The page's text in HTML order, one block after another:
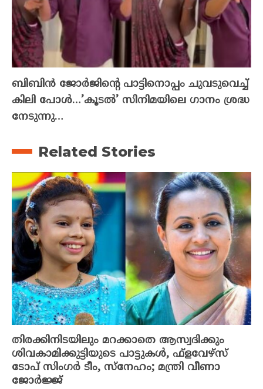
ബിബിൻ ജോർജിന്റെ പാട്ടിനൊപ്പം ചുവടുവെച്ച്
കിലി പോൾ…’കൂടൽ’ സിനിമയിലെ ഗാനം ശ്രദ്ധ
നേടുന്നു…
Related Stories
തിരക്കിനിടയിലും മറക്കാതെ ആസ്വദിക്കും
ശിവകാമിക്കുട്ടിയുടെ പാട്ടുകൾ, ഫ്‌ളവേഴ്‌സ്
ടോപ് സിംഗർ ടീം, സ്നേഹം; മന്ത്രി വീണാ
ജോർജ്ജ്